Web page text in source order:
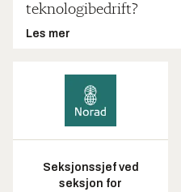
teknologibedrift?
Les mer
Seksjonssjef ved
seksjon for